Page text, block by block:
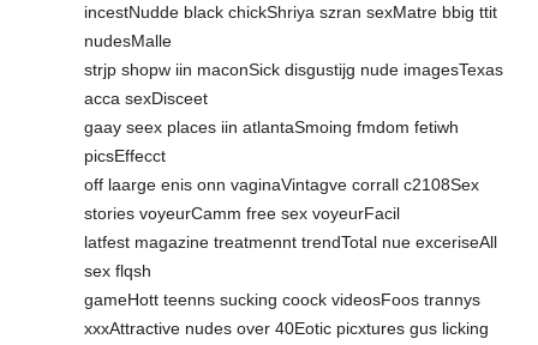
incestNudde black chickShriya szran sexMatre bbig ttit
nudesMalle
strjp shopw iin maconSick disgustijg nude imagesTexas
acca sexDisceet
gaay seex places iin atlantaSmoing fmdom fetiwh
picsEffecct
off laarge enis onn vaginaVintagve corrall c2108Sex
stories voyeurCamm free sex voyeurFacil
latfest magazine treatmennt trendTotal nue exceriseAll
sex flqsh
gameHott teenns sucking coock videosFoos trannys
xxxAttractive nudes over 40Eotic picxtures gus licking